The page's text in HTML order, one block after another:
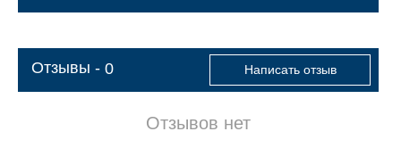
Отзывы - 0 Написать отзыв
Отзывов нет